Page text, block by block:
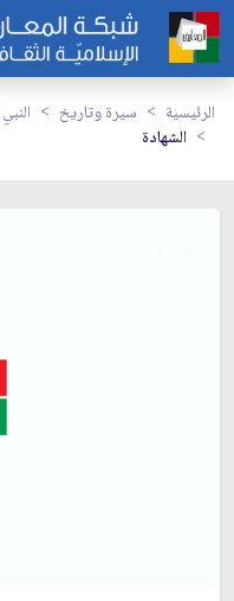
الرئيسية سيرة وتاريخ
الشهادة